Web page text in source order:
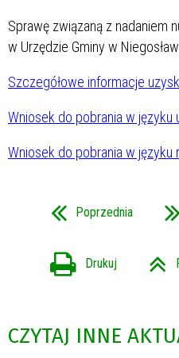
Sprawę związaną z nadaniem
w Urzędzie Gminy w
Szczegółowe informacje
Wniosek do pobrania w języku
Wniosek do pobrania w języku
Poprzednia
Drukuj
CZYTAJ INNE